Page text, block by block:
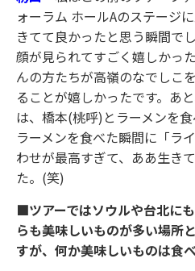
ォーラム ホールAのステージ
きてて良かったと思う瞬間で
顔が見られてすごく嬉しかっ
んの方たちが高嶺のなでしこ
ることが嬉しかったです。あ
は、橋本(桃呼)とラーメンを食
ラーメンを食べた瞬間に「ラ
わせが最高すぎて、ああ生き
た。(笑)
■ツアーではソウルや台北に
らも美味しいものが多い場所
すが、何か美味しいものは食